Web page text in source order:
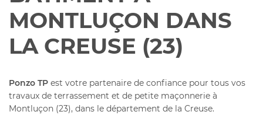
 Adresse email de réception
Rafraîchir le captcha
MONTLUÇON DANS
LA CREUSE (23)
Ponzo TP est votre partenaire de confiance pour tous vos
travaux de terrassement et de petite maçonnerie à
Montluçon (23), dans le département de la Creuse.